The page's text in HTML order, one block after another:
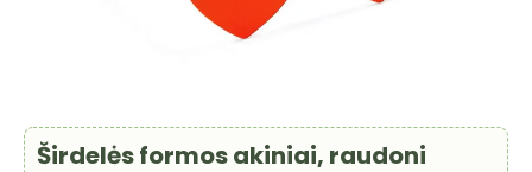
Širdelės formos akiniai, raudoni